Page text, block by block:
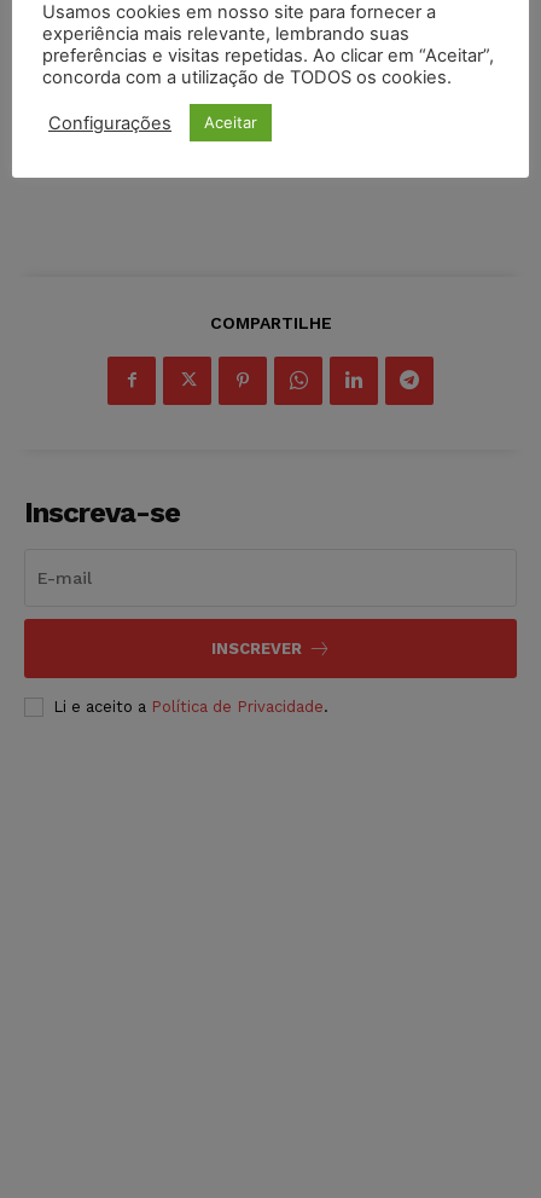
COMPARTILHE
Inscreva-se
INSCREVER
Li e aceito a Política de Privacidade.
Usamos cookies em nosso site para fornecer a
experiência mais relevante, lembrando suas
preferências e visitas repetidas. Ao clicar em “Aceitar”,
concorda com a utilização de TODOS os cookies.
Configurações Aceitar